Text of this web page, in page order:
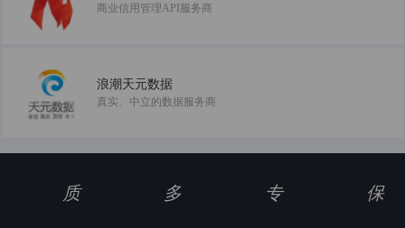
商业信用管理API服务商
浪潮天元数据
真实、中立的数据服务商
质 多 专 保